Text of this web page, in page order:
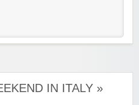
IN ITALY »